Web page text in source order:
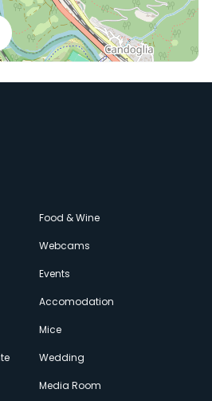
Food & Wine
Webcams
Events
Accomodation
Mice
Wedding
Media Room